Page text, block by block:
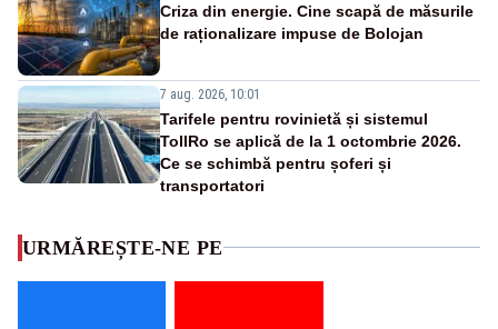
Criza din energie. Cine scapă de măsurile
de raționalizare impuse de Bolojan
7 aug. 2026, 10:01
Tarifele pentru rovinietă și sistemul
TollRo se aplică de la 1 octombrie 2026.
Ce se schimbă pentru șoferi și
transportatori
URMĂREȘTE-NE PE